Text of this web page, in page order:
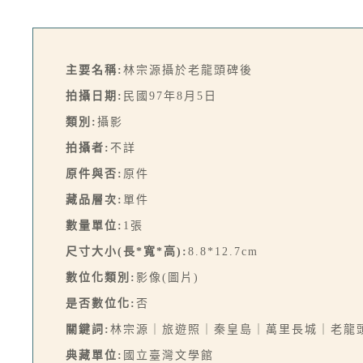
主要名稱: 林宗源攝於老龍頭碑後
拍攝日期: 民國97年8月5日
類別: 攝影
拍攝者: 不詳
原件與否: 原件
藏品層次: 單件
數量單位: 1張
尺寸大小(長*寬*高): 8.8*12.7cm
數位化類別: 影像(圖片)
是否數位化: 否
關鍵詞: 林宗源｜旅遊照｜秦皇島｜萬里長城｜老龍
典藏單位: 國立臺灣文學館